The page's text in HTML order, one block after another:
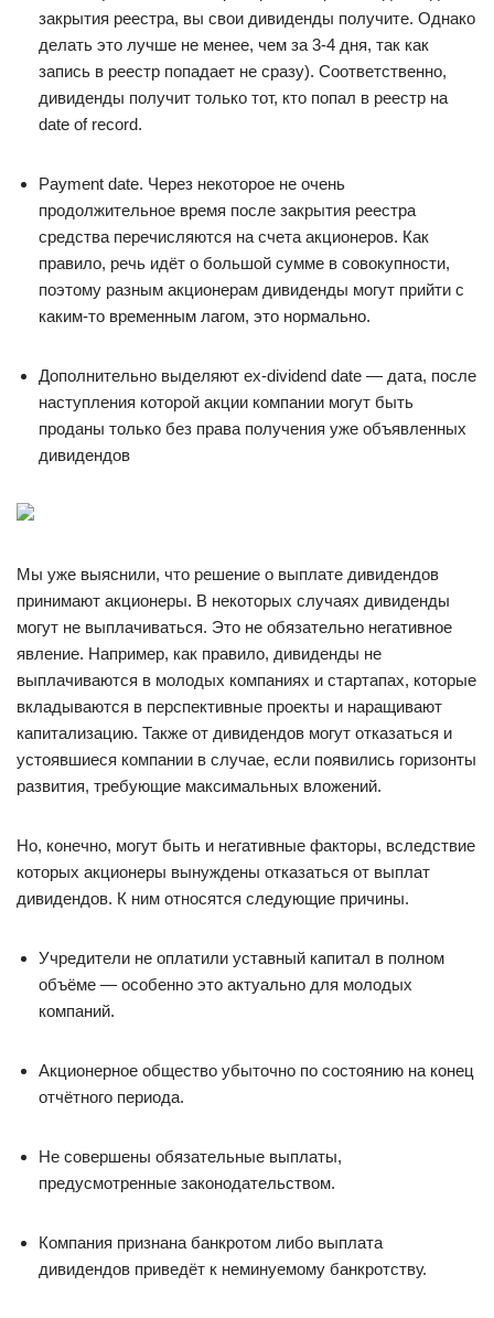
закрытия реестра, вы свои дивиденды получите. Однако
делать это лучше не менее, чем за 3-4 дня, так как
запись в реестр попадает не сразу). Соответственно,
дивиденды получит только тот, кто попал в реестр на
date of record.
Payment date. Через некоторое не очень
продолжительное время после закрытия реестра
средства перечисляются на счета акционеров. Как
правило, речь идёт о большой сумме в совокупности,
поэтому разным акционерам дивиденды могут прийти с
каким-то временным лагом, это нормально.
Дополнительно выделяют ex-dividend date — дата, после
наступления которой акции компании могут быть
проданы только без права получения уже объявленных
дивидендов
Мы уже выяснили, что решение о выплате дивидендов
принимают акционеры. В некоторых случаях дивиденды
могут не выплачиваться. Это не обязательно негативное
явление. Например, как правило, дивиденды не
выплачиваются в молодых компаниях и стартапах, которые
вкладываются в перспективные проекты и наращивают
капитализацию. Также от дивидендов могут отказаться и
устоявшиеся компании в случае, если появились горизонты
развития, требующие максимальных вложений.
Но, конечно, могут быть и негативные факторы, вследствие
которых акционеры вынуждены отказаться от выплат
дивидендов. К ним относятся следующие причины.
Учредители не оплатили уставный капитал в полном
объёме — особенно это актуально для молодых
компаний.
Акционерное общество убыточно по состоянию на конец
отчётного периода.
Не совершены обязательные выплаты,
предусмотренные законодательством.
Компания признана банкротом либо выплата
дивидендов приведёт к неминуемому банкротству.